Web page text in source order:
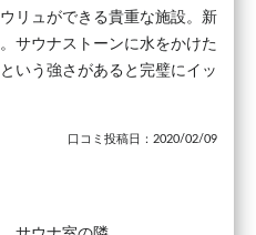
リュができる貴重な施設。新
サウナストーンに水をかけた
いう強さがあると完璧にイッ
口コミ投稿日：2020/02/09